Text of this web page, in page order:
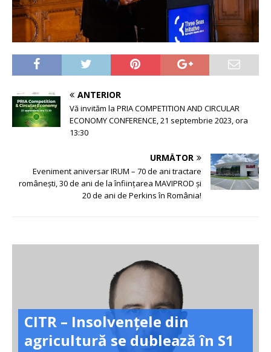
ANTERIOR
Vă invităm la PRIA COMPETITION AND CIRCULAR
ECONOMY CONFERENCE, 21 septembrie 2023, ora
13:30
URMĂTOR
Eveniment aniversar IRUM – 70 de ani tractare
românești, 30 de ani de la înființarea MAVIPROD și
20 de ani de Perkins în România!
CITR – Insolvențele din
agricultură se dublează în S1